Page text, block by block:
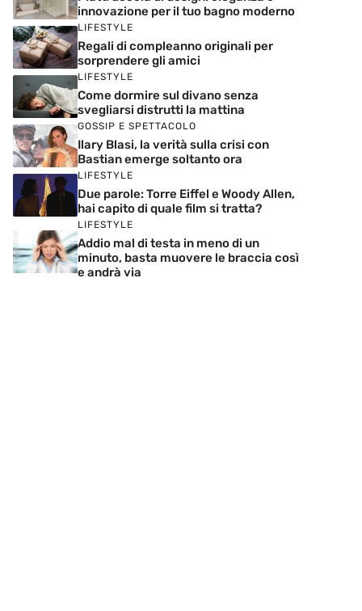
innovazione per il tuo bagno moderno
LIFESTYLE
Regali di compleanno originali per
sorprendere gli amici
LIFESTYLE
Come dormire sul divano senza
svegliarsi distrutti la mattina
GOSSIP E SPETTACOLO
Ilary Blasi, la verità sulla crisi con
Bastian emerge soltanto ora
LIFESTYLE
Due parole: Torre Eiffel e Woody Allen,
hai capito di quale film si tratta?
LIFESTYLE
Addio mal di testa in meno di un
minuto, basta muovere le braccia così
e andrà via